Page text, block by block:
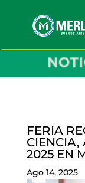
FERIA
CIENCIA,
2025 EN
Ago 14, 2025